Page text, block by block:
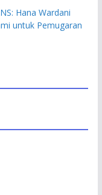
Hana Wardani
untuk Pemugaran